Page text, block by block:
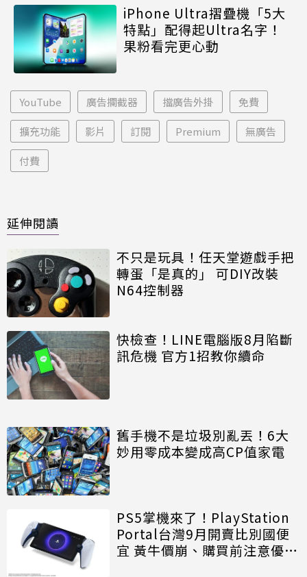
iPhone Ultra摺疊機「5大
特點」配得起Ultra名字！
果粉看完更心動
YouTube 廣告攔截器 擋廣告外掛 免費
擴充功能 影片 訂閱 Premium 無廣告
付費
延伸閱讀
不只是玩具！任天堂遊戲手把
轉蛋「是真的」 可DIY改裝
N64控制器
快檢查！LINE電腦版8月陷斷
訊危機 官方1招教你續命
舊手機不是垃圾別亂丟！6大
妙用零成本變成高CP值家電
PS5掌機來了！PlayStation
Portal台灣9月開賣比別國便
宜 黃牛價崩、購買前注意優缺